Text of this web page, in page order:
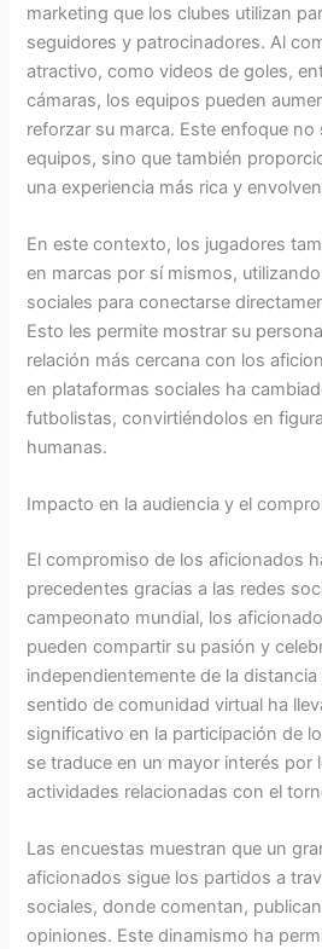
marketing que los clubes utilizan
seguidores y patrocinadores. Al
atractivo, como videos de goles,
cámaras, los equipos pueden
reforzar su marca. Este enfoque no
equipos, sino que también
una experiencia más rica y
En este contexto, los jugadores
en marcas por sí mismos,
sociales para conectarse
Esto les permite mostrar su
relación más cercana con los
en plataformas sociales ha
futbolistas, convirtiéndolos en
humanas.
Impacto en la audiencia y el
El compromiso de los aficionados
precedentes gracias a las redes
campeonato mundial, los
pueden compartir su pasión y
independientemente de la
sentido de comunidad virtual ha
significativo en la participación de
se traduce en un mayor interés por
actividades relacionadas con el
Las encuestas muestran que un
aficionados sigue los partidos a
sociales, donde comentan,
opiniones. Este dinamismo ha